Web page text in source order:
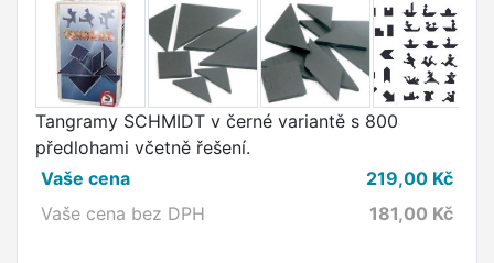
Tangramy SCHMIDT v černé variantě s 800
předlohami včetně řešení.
Vaše cena
219,00 Kč
Vaše cena bez DPH
181,00 Kč